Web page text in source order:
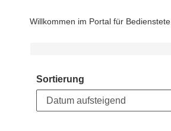
Willkommen im Portal für Bedienstete.
Sortierung